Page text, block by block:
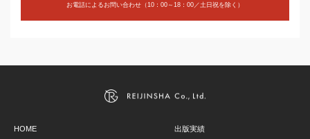
お電話によるお問い合わせ（10：00～18：00／土日祝を除く）
HOME 出版実績